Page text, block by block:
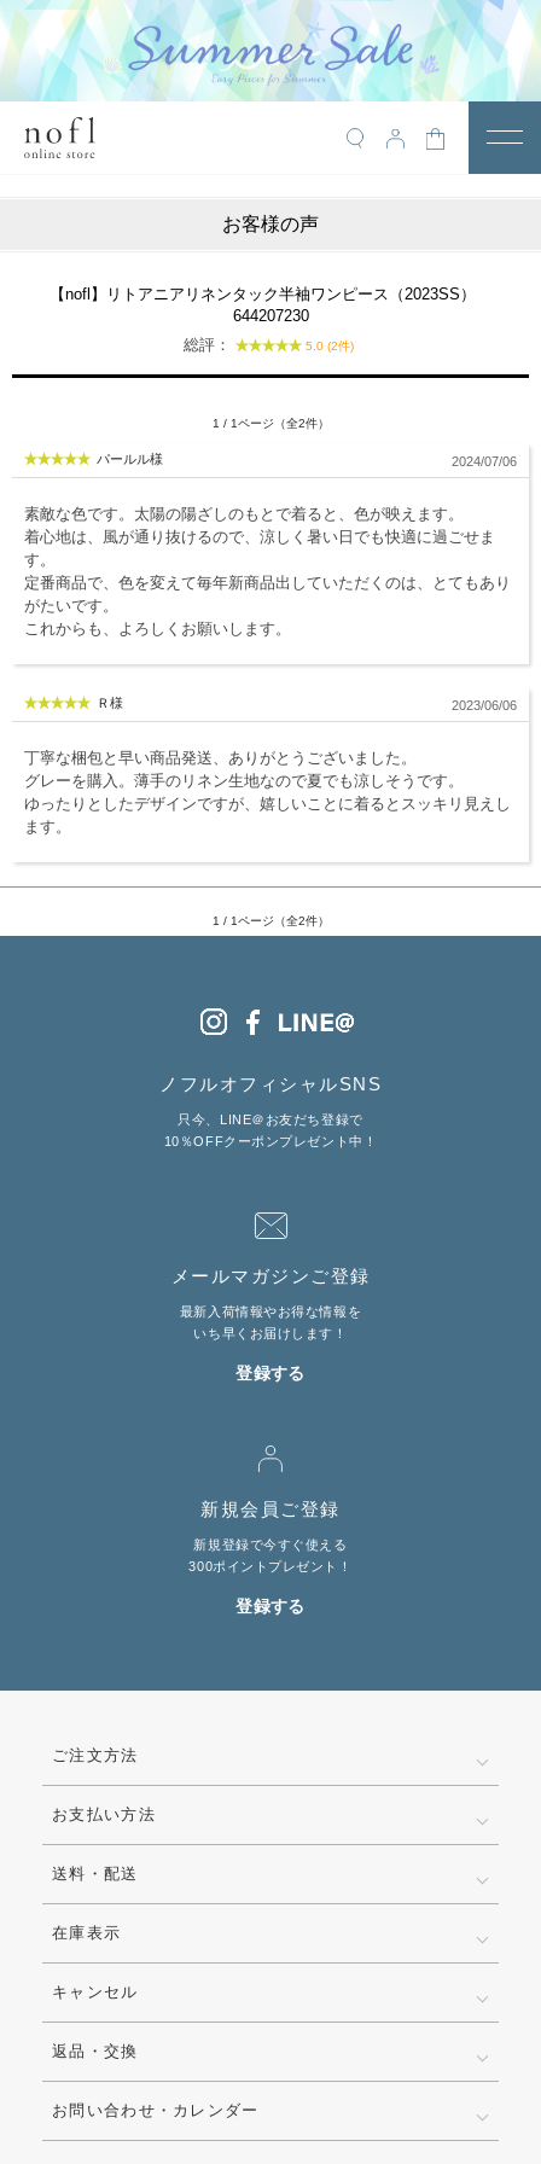
￥10,800税込以上で送料無料
アウター
サロペット
スカート
レギンス・インナー
ブランド
お買い物カゴ
LINE@お友だち登録で
お客様の声
【nofl】リトアニアリネンタック半袖ワンピース（2023SS）
644207230
総評：
5.0 (2件)
1 / 1ページ（全2件）
パールル様 2024/07/06
素敵な色です。太陽の陽ざしのもとで着ると、色が映えます。
着心地は、風が通り抜けるので、涼しく暑い日でも快適に過ごせま
す。
定番商品で、色を変えて毎年新商品出していただくのは、とてもあり
がたいです。
これからも、よろしくお願いします。
Ｒ様 2023/06/06
丁寧な梱包と早い商品発送、ありがとうございました。
グレーを購入。薄手のリネン生地なので夏でも涼しそうです。
ゆったりとしたデザインですが、嬉しいことに着るとスッキリ見えし
ます。
1 / 1ページ（全2件）
ノフルオフィシャルSNS
只今、LINE＠お友だち登録で
10％OFFクーポンプレゼント中！
メールマガジンご登録
最新入荷情報やお得な情報を
いち早くお届けします！
登録する
新規会員ご登録
新規登録で今すぐ使える
300ポイントプレゼント！
登録する
ご注文方法
お支払い方法
送料・配送
在庫表示
キャンセル
返品・交換
お問い合わせ・カレンダー